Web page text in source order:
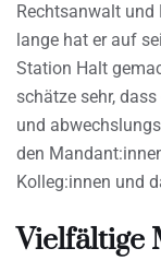
Rechtsanwalt und
lange hat er auf
Station Halt
schätze sehr,
und
den
Kolleg:innen und
Vielfältige